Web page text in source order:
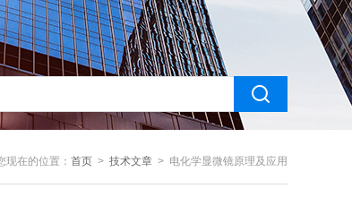
现在的位置： 首页 > 技术文章 > 电化学显微镜原理及应用